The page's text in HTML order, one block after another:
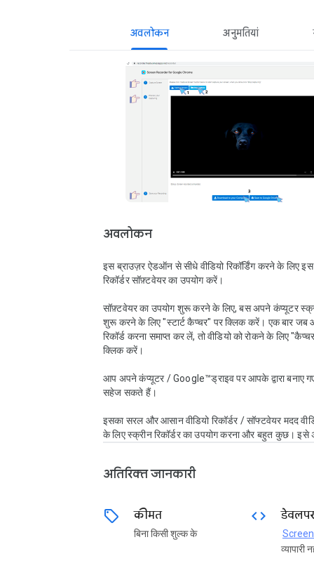
अवलोकन अनुमतियां
अवलोकन
इस ब्राउज़र ऐडऑन से सीधे वीडियो रिकॉर्डिंग करने के लिए
रिकॉर्डर सॉफ़्टवेयर का उपयोग करें।
सॉफ़्टवेयर का उपयोग शुरू करने के लिए, बस अपने कंप्यूटर
शुरू करने के लिए "स्टार्ट कैप्चर" पर क्लिक करें। एक बार जब
रिकॉर्ड करना समाप्त कर लें, तो वीडियो को रोकने के लिए
क्लिक करें।
आप अपने कंप्यूटर / Google™ड्राइव पर आपके द्वारा बनाए गए
सहेज सकते हैं।
इसका सरल और आसान वीडियो रिकॉर्डर / सॉफ्टवेयर मदद
के लिए स्क्रीन रिकॉर्डर का उपयोग करना और बहुत कुछ। इसे
अतिरिक्त जानकारी
sell कीमत
बिना किसी शुल्क के
code डेवलपर
व्यापारी